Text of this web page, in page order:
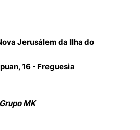
Jerusálem da Ilha do
16 - Freguesia
MK